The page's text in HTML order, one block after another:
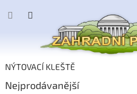
NÝTOVACÍ KLEŠTĚ
Nejprodávanější